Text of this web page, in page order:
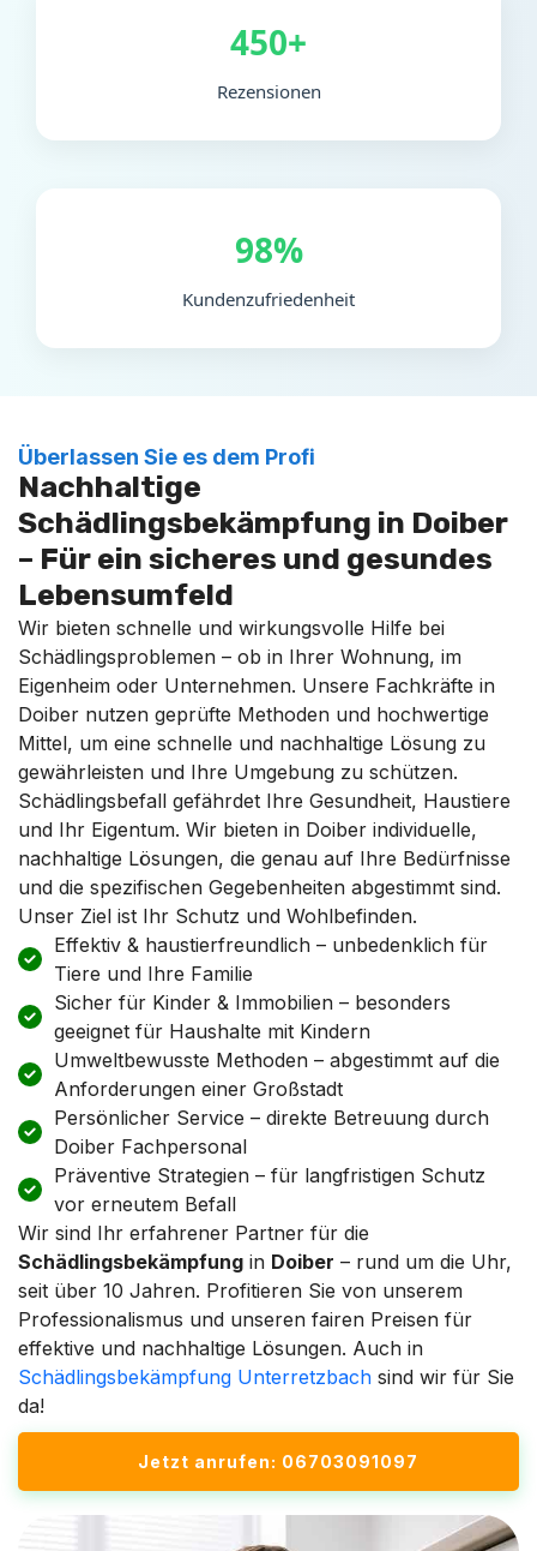
450+
Rezensionen
98%
Kundenzufriedenheit
Überlassen Sie es dem Profi
Nachhaltige
Schädlingsbekämpfung in Doiber
– Für ein sicheres und gesundes
Lebensumfeld
Wir bieten schnelle und wirkungsvolle Hilfe bei
Schädlingsproblemen – ob in Ihrer Wohnung, im
Eigenheim oder Unternehmen. Unsere Fachkräfte in
Doiber nutzen geprüfte Methoden und hochwertige
Mittel, um eine schnelle und nachhaltige Lösung zu
gewährleisten und Ihre Umgebung zu schützen.
Schädlingsbefall gefährdet Ihre Gesundheit, Haustiere
und Ihr Eigentum. Wir bieten in Doiber individuelle,
nachhaltige Lösungen, die genau auf Ihre Bedürfnisse
und die spezifischen Gegebenheiten abgestimmt sind.
Unser Ziel ist Ihr Schutz und Wohlbefinden.
Effektiv & haustierfreundlich – unbedenklich für
Tiere und Ihre Familie
Sicher für Kinder & Immobilien – besonders
geeignet für Haushalte mit Kindern
Umweltbewusste Methoden – abgestimmt auf die
Anforderungen einer Großstadt
Persönlicher Service – direkte Betreuung durch
Doiber Fachpersonal
Präventive Strategien – für langfristigen Schutz
vor erneutem Befall
Wir sind Ihr erfahrener Partner für die
Schädlingsbekämpfung in Doiber – rund um die Uhr,
seit über 10 Jahren. Profitieren Sie von unserem
Professionalismus und unseren fairen Preisen für
effektive und nachhaltige Lösungen. Auch in
Schädlingsbekämpfung Unterretzbach sind wir für Sie
da!
Jetzt anrufen: 06703091097